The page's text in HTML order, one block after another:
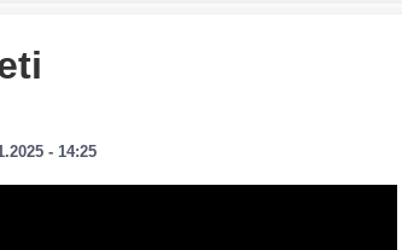
- 14:25